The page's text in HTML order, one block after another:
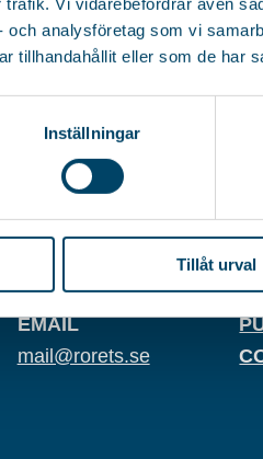
och analysföretag som vi
tillhandahållit eller som de har
Inställningar
Tillåt urval
+46 (0)36-31 23 00
EMAIL
mail@rorets.se